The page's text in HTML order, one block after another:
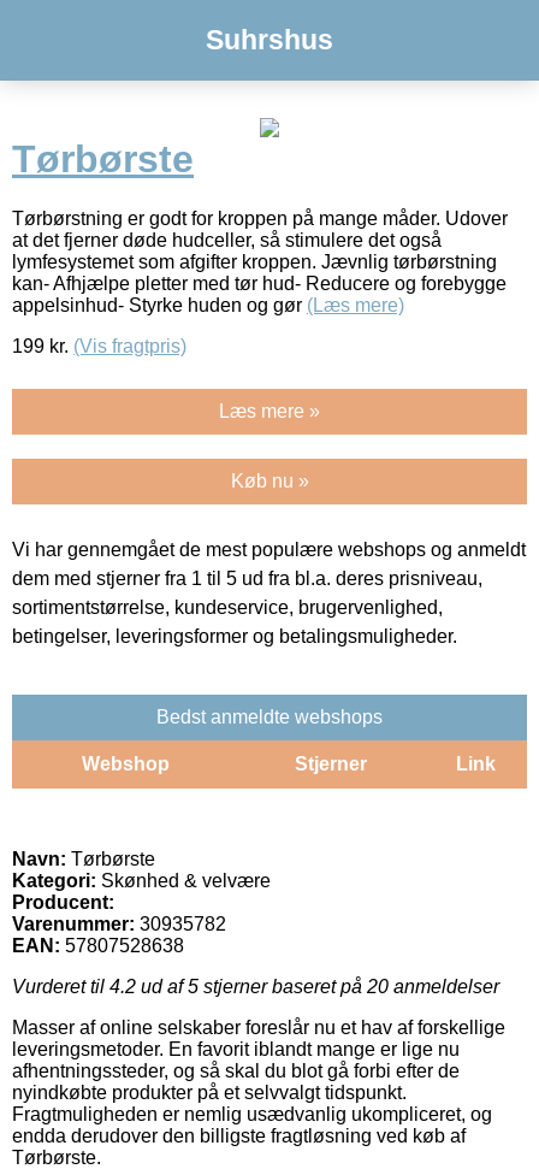
Suhrshus
Tørbørste
Tørbørstning er godt for kroppen på mange måder. Udover
at det fjerner døde hudceller, så stimulere det også
lymfesystemet som afgifter kroppen. Jævnlig tørbørstning
kan- Afhjælpe pletter med tør hud- Reducere og forebygge
appelsinhud- Styrke huden og gør (Læs mere)
199 kr. (Vis fragtpris)
Læs mere »
Køb nu »
Vi har gennemgået de mest populære webshops og anmeldt
dem med stjerner fra 1 til 5 ud fra bl.a. deres prisniveau,
sortimentstørrelse, kundeservice, brugervenlighed,
betingelser, leveringsformer og betalingsmuligheder.
Bedst anmeldte webshops
Webshop Stjerner Link
Navn: Tørbørste
Kategori: Skønhed & velvære
Producent:
Varenummer: 30935782
EAN: 57807528638
Vurderet til 4.2 ud af 5 stjerner baseret på 20 anmeldelser
Masser af online selskaber foreslår nu et hav af forskellige
leveringsmetoder. En favorit iblandt mange er lige nu
afhentningssteder, og så skal du blot gå forbi efter de
nyindkøbte produkter på et selvvalgt tidspunkt.
Fragtmuligheden er nemlig usædvanlig ukompliceret, og
endda derudover den billigste fragtløsning ved køb af
Tørbørste.